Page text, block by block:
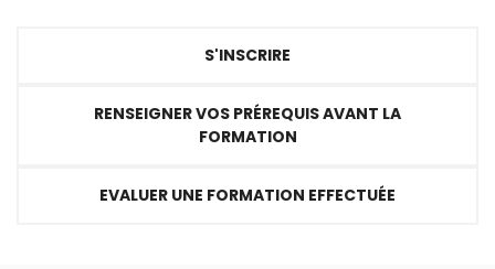
S'INSCRIRE
RENSEIGNER VOS PRÉREQUIS AVANT LA
FORMATION
EVALUER UNE FORMATION EFFECTUÉE